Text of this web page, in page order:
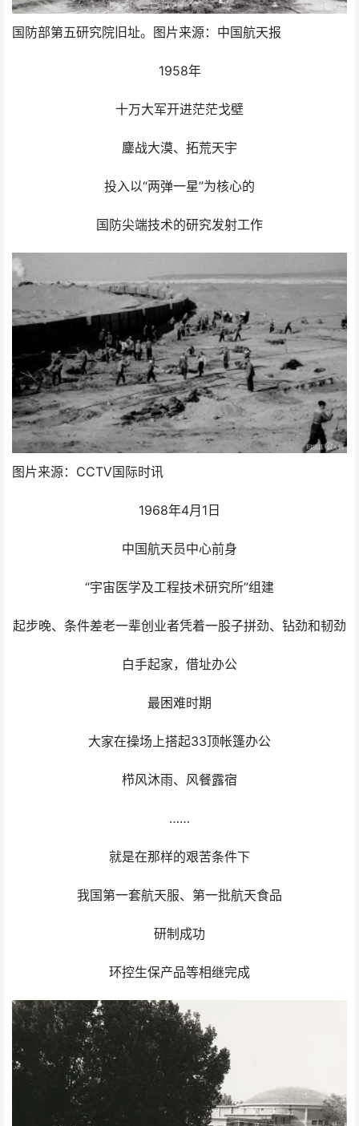
国防部第五研究院旧址。图片来源：中国航天报
1958年
十万大军开进茫茫戈壁
鏖战大漠、拓荒天宇
投入以“两弹一星”为核心的
国防尖端技术的研究发射工作
图片来源：CCTV国际时讯
1968年4月1日
中国航天员中心前身
“宇宙医学及工程技术研究所”组建
起步晚、条件差老一辈创业者凭着一股子拼劲、钻劲和韧劲
白手起家，借址办公
最困难时期
大家在操场上搭起33顶帐篷办公
栉风沐雨、风餐露宿
……
就是在那样的艰苦条件下
我国第一套航天服、第一批航天食品
研制成功
环控生保产品等相继完成